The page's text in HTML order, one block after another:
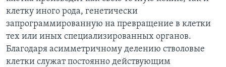
поискДИСКУССИЯ VOA
ДЕТАЛИ
АМЕРИКА. БОЛЬШОЕ ПУТЕШЕСТВИЕ
АРТЕФАКТЫ
АМЕРИКАНСКИЕ ГОРОДКИ
ЗА СВОБОДУ ПРЕССЫ
УЧИМ АНГЛИЙСКИЙ
ВИДЕО
ПОДПИСКА НА НОВОСТИ
клетку иного рода, генетически
запрограммированную на превращение в клетки
тех или иных специализированных органов.
Благодаря асимметричному делению стволовые
клетки служат постоянно действующим